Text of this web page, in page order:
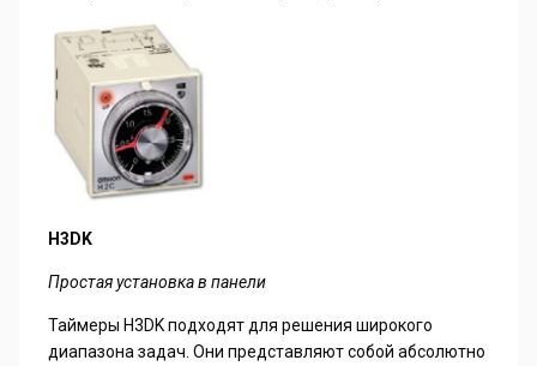
H3DK
Простая установка в панели
Таймеры H3DK подходят для решения широкого
диапазона задач. Они представляют собой абсолютно